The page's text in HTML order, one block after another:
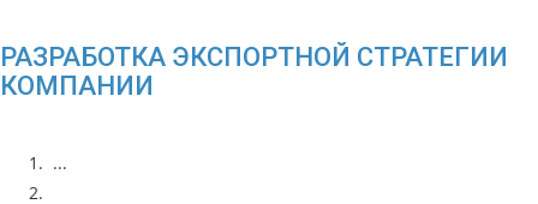
РАЗРАБОТКА ЭКСПОРТНОЙ СТРАТЕГИИ
КОМПАНИИ
...